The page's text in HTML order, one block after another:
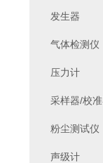
发生器
气体检测仪
压力计
采样器/校
粉尘测试仪
声级计